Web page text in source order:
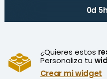
0d
¿Quieres estos
Personaliza tu
Crear mi widget